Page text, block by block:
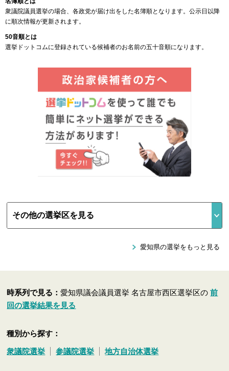
衆議院議員選挙の場合、各政党が届け出をした名簿順となります。公示日以降
に順次情報が更新されます。
50音順とは
選挙ドットコムに登録されている候補者のお名前の五十音順になります。
愛知県の選挙をもっと見る
時系列で見る：愛知県議会議員選挙 名古屋市西区選挙区の前
回の選挙結果を見る
種別から探す：
衆議院選挙 参議院選挙 地方自治体選挙